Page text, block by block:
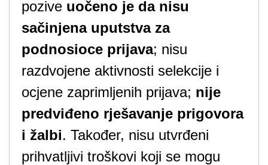
pozive uočeno je da nisu
sačinjena uputstva za
podnosioce prijava; nisu
razdvojene aktivnosti selekcije i
ocjene zaprimljenih prijava; nije
predviđeno rješavanje prigovora
i žalbi. Također, nisu utvrđeni
prihvatljivi troškovi koji se mogu